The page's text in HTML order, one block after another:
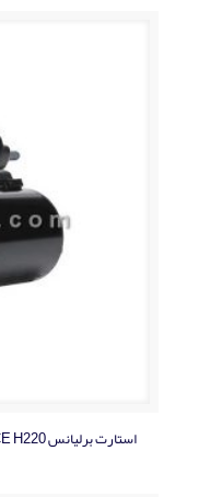
استارت برلیانس BRILLIANCE H220